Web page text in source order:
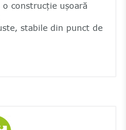
construcție ușoară
stabile din punct de